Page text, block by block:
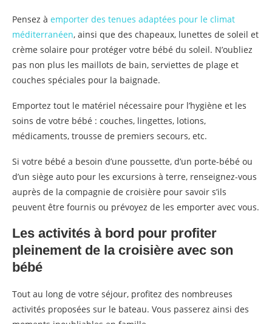
Pensez à emporter des tenues adaptées pour le climat
méditerranéen, ainsi que des chapeaux, lunettes de soleil et
crème solaire pour protéger votre bébé du soleil. N’oubliez
pas non plus les maillots de bain, serviettes de plage et
couches spéciales pour la baignade.
Emportez tout le matériel nécessaire pour l’hygiène et les
soins de votre bébé : couches, lingettes, lotions,
médicaments, trousse de premiers secours, etc.
Si votre bébé a besoin d’une poussette, d’un porte-bébé ou
d’un siège auto pour les excursions à terre, renseignez-vous
auprès de la compagnie de croisière pour savoir s’ils
peuvent être fournis ou prévoyez de les emporter avec vous.
Les activités à bord pour profiter
pleinement de la croisière avec son
bébé
Tout au long de votre séjour, profitez des nombreuses
activités proposées sur le bateau. Vous passerez ainsi des